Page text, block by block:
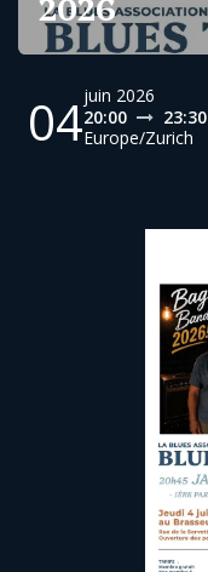
04juin 2026
20:00
23:30
Europe/Zurich